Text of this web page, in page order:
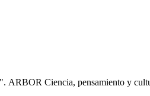
ARBOR Ciencia, pensamiento y